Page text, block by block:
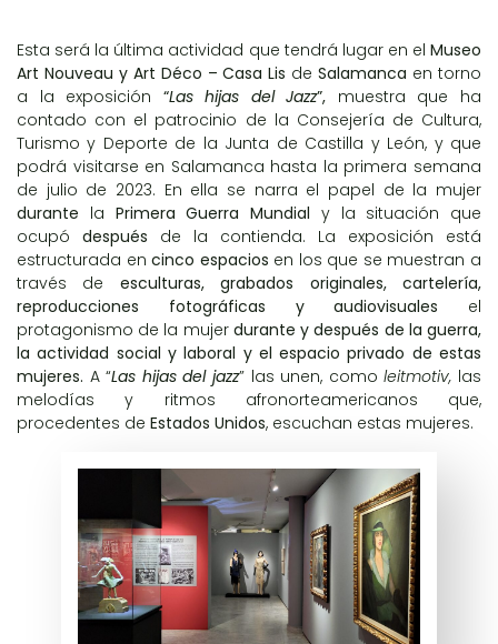
Esta será la última actividad que tendrá lugar en el Museo
Art Nouveau y Art Déco – Casa Lis deSalamanca en torno
a la exposición “Las hijas del Jazz”, muestra que ha
contado con el patrocinio de la Consejería de Cultura,
Turismo y Deporte de la Junta de Castilla y León, y que
podrá visitarse en Salamanca hasta la primera semana
de julio de 2023. En ella se narra el papel de la mujer
durante la Primera Guerra Mundial y la situación que
ocupó después de la contienda. La exposición está
estructurada encinco espacios en los que se muestran a
través de esculturas, grabados originales, cartelería,
reproducciones fotográficas y audiovisuales el
protagonismo de la mujer durante y después de la guerra,
la actividad social y laboral y el espacio privado de estas
mujeres. A “Las hijas del jazz” las unen, comoleitmotiv, las
melodías y ritmos afronorteamericanos que,
procedentes de Estados Unidos, escuchan estas mujeres.